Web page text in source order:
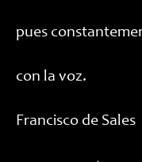
pues
con la voz.
Francisco de Sales